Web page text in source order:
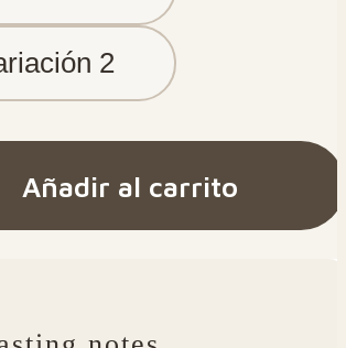
2
Añadir al carrito